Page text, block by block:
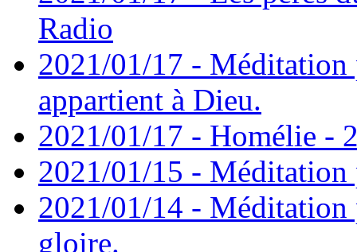
Radio
2021/01/17 - Méditation
appartient à Dieu.
2021/01/17 - Homélie -
2021/01/15 - Méditation
2021/01/14 - Méditation
gloire.